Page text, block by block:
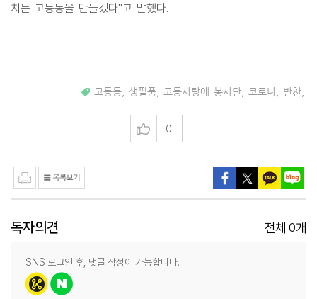
치는 고등동을 만들겠다"고 말했다.
고등동 생필품 고등사랑애 봉사단 코로나 반찬
0
독자의견 전체 0개
SNS 로그인 후, 댓글 작성이 가능합니다.